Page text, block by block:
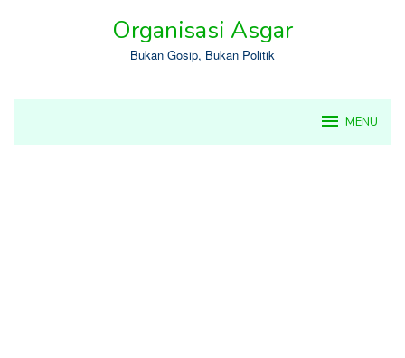
Organisasi Asgar
Bukan Gosip, Bukan Politik
MENU